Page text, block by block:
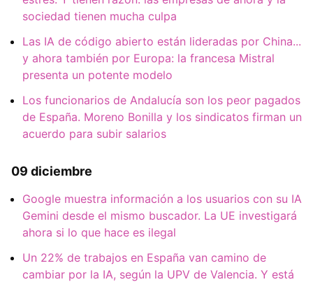
sociedad tienen mucha culpa
Las IA de código abierto están lideradas por China...
y ahora también por Europa: la francesa Mistral
presenta un potente modelo
Los funcionarios de Andalucía son los peor pagados
de España. Moreno Bonilla y los sindicatos firman un
acuerdo para subir salarios
09 diciembre
Google muestra información a los usuarios con su IA
Gemini desde el mismo buscador. La UE investigará
ahora si lo que hace es ilegal
Un 22% de trabajos en España van camino de
cambiar por la IA, según la UPV de Valencia. Y está